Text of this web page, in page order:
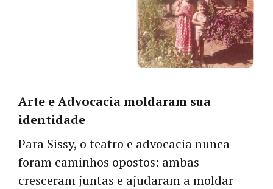
Arte e Advocacia moldaram sua
identidade
Para Sissy, o teatro e advocacia nunca
foram caminhos opostos: ambas
cresceram juntas e ajudaram a moldar